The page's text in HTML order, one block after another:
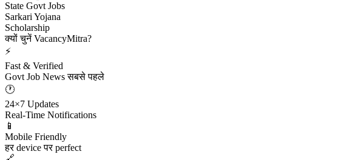
State Govt Jobs
Sarkari Yojana
Scholarship
क्यों चुनें VacancyMitra?
⚡
Fast & Verified
Govt Job News सबसे पहले
🕐
24×7 Updates
Real-Time Notifications
📱
Mobile Friendly
हर device पर perfect